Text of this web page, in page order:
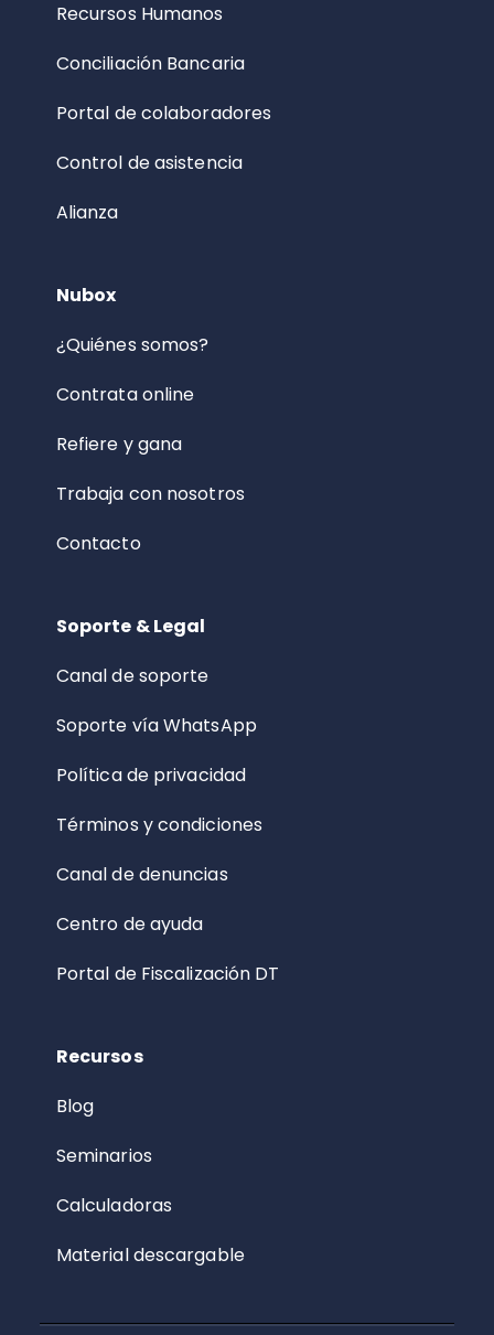
Recursos Humanos
Conciliación Bancaria
Portal de colaboradores
Control de asistencia
Alianza
Nubox
¿Quiénes somos?
Contrata online
Refiere y gana
Trabaja con nosotros
Contacto
Soporte & Legal
Canal de soporte
Soporte vía WhatsApp
Política de privacidad
Términos y condiciones
Canal de denuncias
Centro de ayuda
Portal de Fiscalización DT
Recursos
Blog
Seminarios
Calculadoras
Material descargable